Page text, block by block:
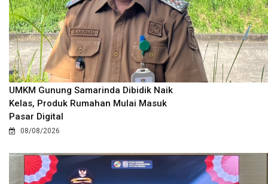
UMKM Gunung Samarinda Dibidik Naik
Kelas, Produk Rumahan Mulai Masuk
Pasar Digital
08/08/2026